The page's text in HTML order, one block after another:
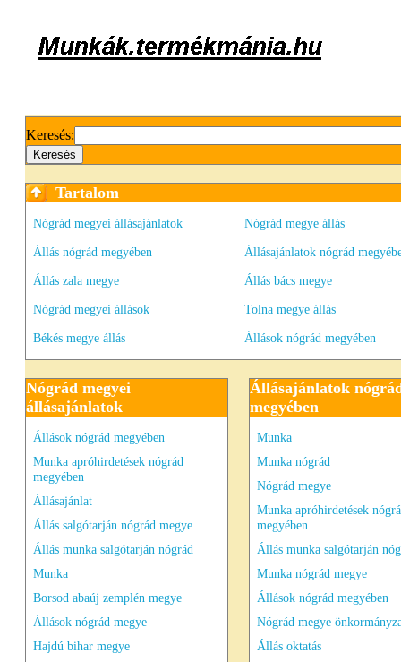
Keresés:
Tartalom
Nógrád megyei állásajánlatok
Nógrád megye állás
Állás nógrád megyében
Állásajánlatok nógrád
Állás zala megye
Állás bács megye
Nógrád megyei állások
Tolna megye állás
Békés megye állás
Állások nógrád megyében
Nógrád megyei
állásajánlatok
Állások nógrád megyében
Munka apróhirdetések nógrád
megyében
Állásajánlat
Állás salgótarján nógrád megye
Állás munka salgótarján nógrád
Munka
Borsod abaúj zemplén megye
Állások nógrád megye
Hajdú bihar megye
Állásajánlatok
megyében
Munka
Munka nógrád
Nógrád megye
Munka apróhirdetések
megyében
Állás munka salgótarján
Munka nógrád megye
Állások nógrád megyében
Nógrád megye
Állás oktatás